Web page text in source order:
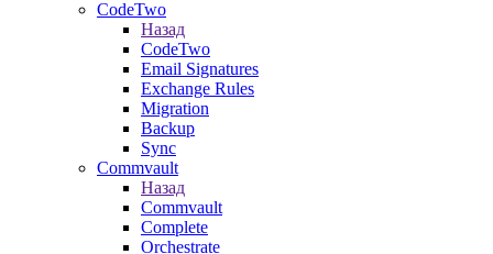
CodeTwo
Назад
CodeTwo
Email Signatures
Exchange Rules
Migration
Backup
Sync
Commvault
Назад
Commvault
Complete
Orchestrate